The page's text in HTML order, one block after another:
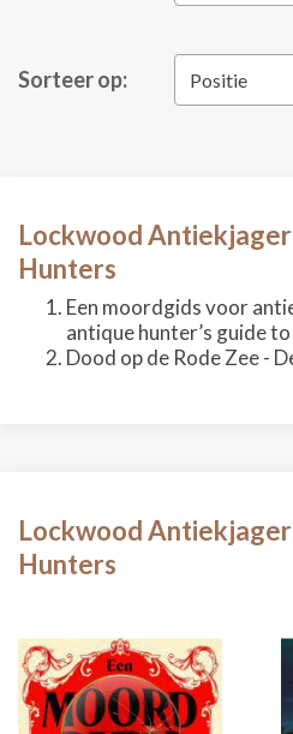
Sorteer op: Positie
Lockwood
Hunters
Een moordgids voor
antique hunter’s guide
Dood op de Rode Zee -
Lockwood
Hunters